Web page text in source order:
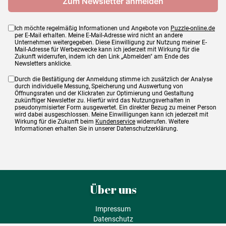
Ich möchte regelmäßig Informationen und Angebote von Puzzle-online.de
per E-Mail erhalten. Meine E-Mail-Adresse wird nicht an andere
Unternehmen weitergegeben. Diese Einwilligung zur Nutzung meiner E-
Mail-Adresse für Werbezwecke kann ich jederzeit mit Wirkung für die
Zukunft widerrufen, indem ich den Link „Abmelden" am Ende des
Newsletters anklicke.
Durch die Bestätigung der Anmeldung stimme ich zusätzlich der Analyse
durch individuelle Messung, Speicherung und Auswertung von
Öffnungsraten und der Klickraten zur Optimierung und Gestaltung
zukünftiger Newsletter zu. Hierfür wird das Nutzungsverhalten in
pseudonymisierter Form ausgewertet. Ein direkter Bezug zu meiner Person
wird dabei ausgeschlossen. Meine Einwilligungen kann ich jederzeit mit
Wirkung für die Zukunft beim Kundenservice widerrufen. Weitere
Informationen erhalten Sie in unserer Datenschutzerklärung.
Über uns
Impressum
Datenschutz